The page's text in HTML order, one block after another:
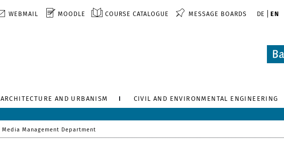
WEBMAIL MOODLE COURSE CATALOGUE MESSAGE BOARDS DE EN
ARCHITECTURE AND URBANISM CIVIL AND ENVIRONMENTAL ENGINEERING
Media Management Department